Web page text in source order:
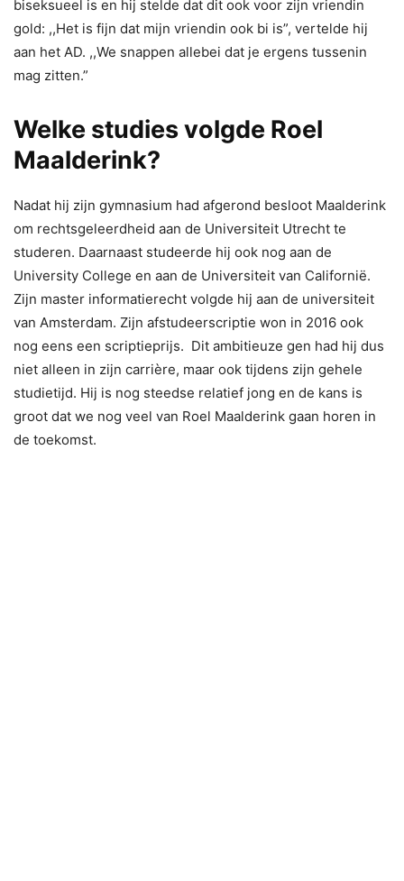
biseksueel is en hij stelde dat dit ook voor zijn vriendin
gold: ,,Het is fijn dat mijn vriendin ook bi is”, vertelde hij
aan het AD. ,,We snappen allebei dat je ergens tussenin
mag zitten.”
Welke studies volgde Roel
Maalderink?
Nadat hij zijn gymnasium had afgerond besloot Maalderink
om rechtsgeleerdheid aan de Universiteit Utrecht te
studeren. Daarnaast studeerde hij ook nog aan de
University College en aan de Universiteit van Californië.
Zijn master informatierecht volgde hij aan de universiteit
van Amsterdam. Zijn afstudeerscriptie won in 2016 ook
nog eens een scriptieprijs. Dit ambitieuze gen had hij dus
niet alleen in zijn carrière, maar ook tijdens zijn gehele
studietijd. Hij is nog steedse relatief jong en de kans is
groot dat we nog veel van Roel Maalderink gaan horen in
de toekomst.